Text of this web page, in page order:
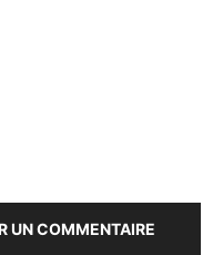
UN COMMENTAIRE